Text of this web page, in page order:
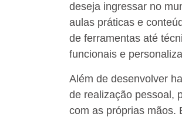
deseja ingressar no
aulas práticas e
de ferramentas até
funcionais e
Além de desenvolver
de realização pessoal,
com as próprias mãos.